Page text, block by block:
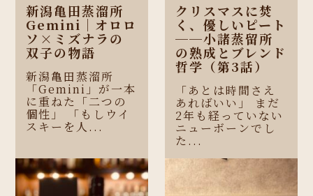
新潟亀田蒸溜所
Gemini｜オロロ
ソ×ミズナラの
双子の物語
新潟亀田蒸溜所
「Gemini」が一本
に重ねた「二つの
個性」 「もしウイ
スキーを人...
クリスマスに焚
く、優しいピート
──小諸蒸留所
の熟成とブレンド
哲学（第3話）
「あとは時間さえ
あればいい」 まだ
2年も経っていない
ニューボーンでし
た...